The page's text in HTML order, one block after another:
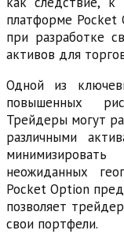
платформе Pocket
при разработке
активов для
Одной из
повышенных
Трейдеры могут
различными
неожиданных
Pocket Option
позволяет
свои портфели.